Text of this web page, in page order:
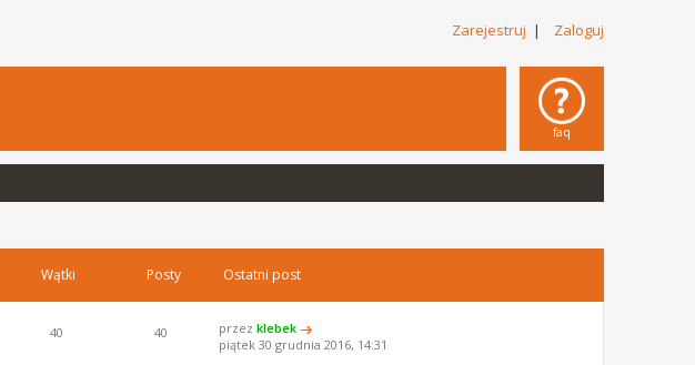
Zarejestruj | Zaloguj
faq
Wątki Posty Ostatni post
40 40 przezklebek
piątek 30 grudnia 2016, 14:31